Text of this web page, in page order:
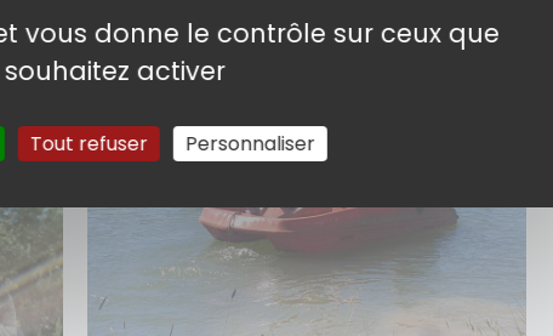
vous donne le contrôle sur ceux que
activer
Tout refuser Personnaliser